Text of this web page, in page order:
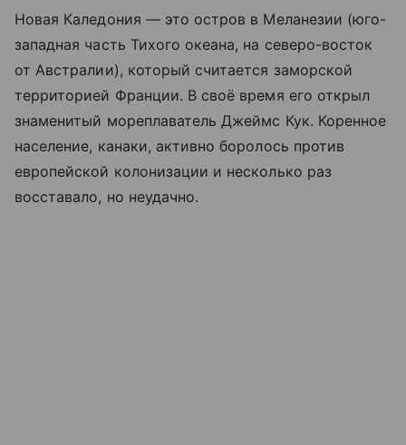
Новая Каледония — это остров в Меланезии (юго-
западная часть Тихого океана, на северо-восток
от Австралии), который считается заморской
территорией Франции. В своё время его открыл
знаменитый мореплаватель Джеймс Кук. Коренное
население, канаки, активно боролось против
европейской колонизации и несколько раз
восставало, но неудачно.